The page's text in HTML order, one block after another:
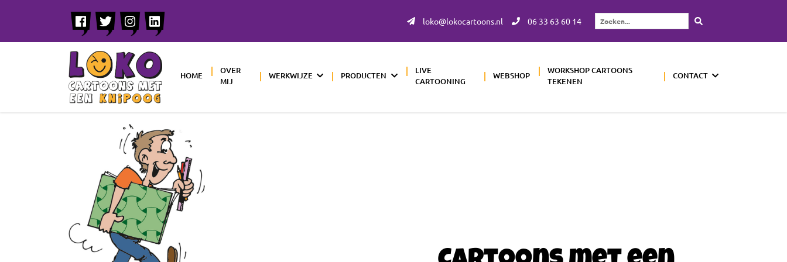
loko@lokocartoons.nl 06 33 63 60 14
Zoeken...
HOME
OVER
MIJ
WERKWIJZE PRODUCTEN
LIVE
CARTOONING
WEBSHOP
WORKSHOP CARTOONS
TEKENEN
CONTACT